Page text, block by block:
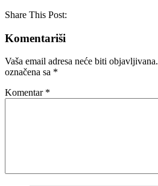
Share This Post:
Komentariši
Vaša email adresa neće biti objavljivana.
označena sa *
Komentar *